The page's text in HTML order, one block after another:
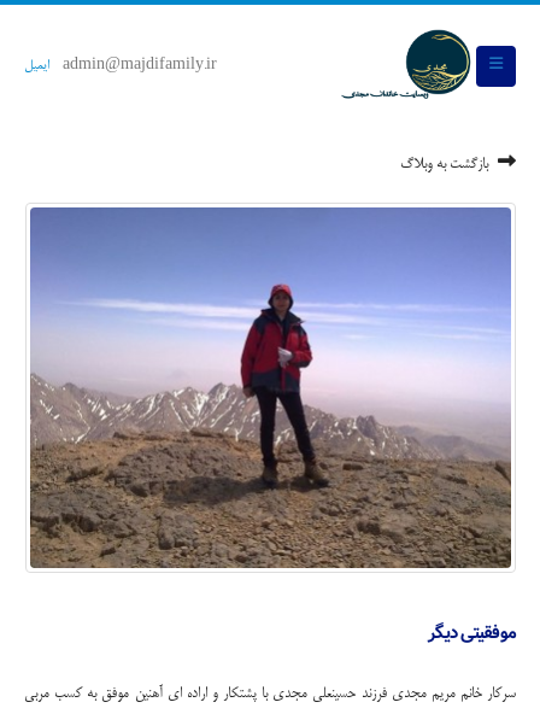
admin@majdifamily.ir ایمیل
بازگشت به وبلاگ
موفقیتی دیگر
سرکار خانم مریم مجدی فرزند حسینعلی مجدی با پشتکار و اراده ای آهنین موفق به کسب مربی